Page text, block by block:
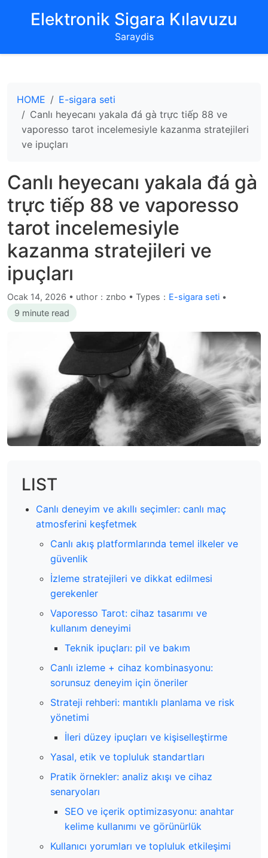
‌Elektronik Sigara Kılavuzu‌
Saraydis
HOME
E-sigara seti
Canlı heyecanı yakala đá gà trực tiếp 88 ve
vaporesso tarot incelemesiyle kazanma stratejileri
ve ipuçları
Canlı heyecanı yakala đá gà
trực tiếp 88 ve vaporesso
tarot incelemesiyle
kazanma stratejileri ve
ipuçları
Ocak 14, 2026 • uthor：znbo • Types： E-sigara seti •
9 minute read
LIST
Canlı deneyim ve akıllı seçimler: canlı maç
atmosferini keşfetmek
Canlı akış platformlarında temel ilkeler ve
güvenlik
İzleme stratejileri ve dikkat edilmesi
gerekenler
Vaporesso Tarot: cihaz tasarımı ve
kullanım deneyimi
Teknik ipuçları: pil ve bakım
Canlı izleme + cihaz kombinasyonu:
sorunsuz deneyim için öneriler
Strateji rehberi: mantıklı planlama ve risk
yönetimi
İleri düzey ipuçları ve kişiselleştirme
Yasal, etik ve topluluk standartları
Pratik örnekler: analiz akışı ve cihaz
senaryoları
SEO ve içerik optimizasyonu: anahtar
kelime kullanımı ve görünürlük
Kullanıcı yorumları ve topluluk etkileşimi